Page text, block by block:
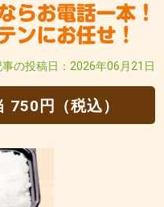
事の投稿日：2026年06月21日
750円（税込）